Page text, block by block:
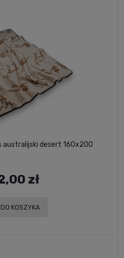
australijski desert 160x200
zł
DO KOSZYKA